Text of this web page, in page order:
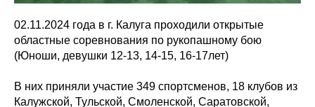
02.11.2024 года в г. Калуга проходили открытые
областные соревнования по рукопашному бою
(Юноши, девушки 12-13, 14-15, 16-17лет)
В них приняли участие 349 спортсменов, 18 клубов из
Калужской, Тульской, Смоленской, Саратовской,